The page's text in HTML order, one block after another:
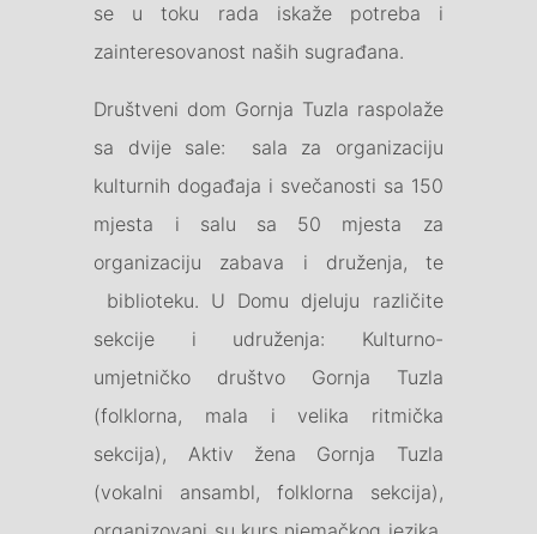
se u toku rada iskaže potreba i
zainteresovanost naših sugrađana.
Društveni dom Gornja Tuzla raspolaže
sa dvije sale: sala za organizaciju
kulturnih događaja i svečanosti sa 150
mjesta i salu sa 50 mjesta za
organizaciju zabava i druženja, te
biblioteku. U Domu djeluju različite
sekcije i udruženja: Kulturno-
umjetničko društvo Gornja Tuzla
(folklorna, mala i velika ritmička
sekcija), Aktiv žena Gornja Tuzla
(vokalni ansambl, folklorna sekcija),